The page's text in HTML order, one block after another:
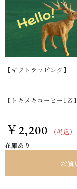
【ギフトラッピング】
【トキメキコーヒー1袋】
￥2,200
（税込）
在庫あり
お買